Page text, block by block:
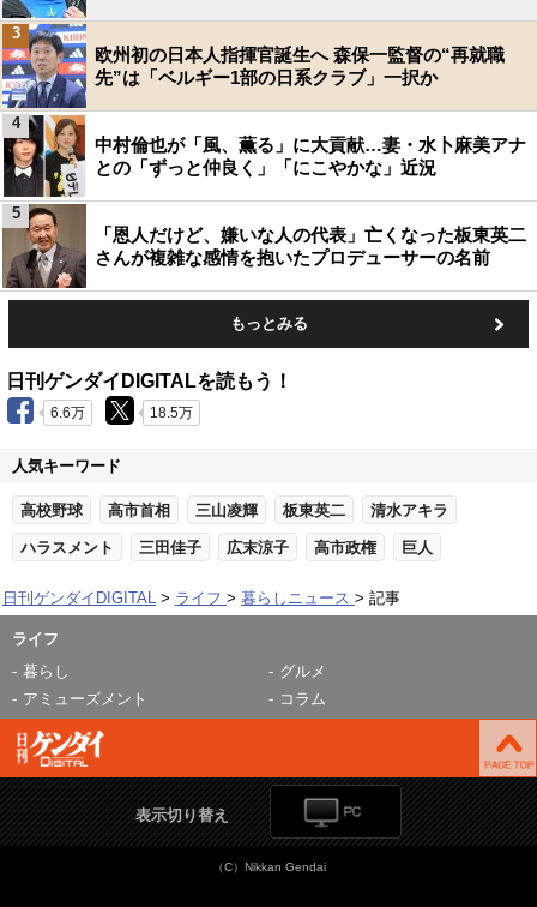
欧州初の日本人指揮官誕生へ 森保一監督の“再就職
先”は「ベルギー1部の日系クラブ」一択か
3
中村倫也が「風、薫る」に大貢献…妻・水卜麻美アナ
との「ずっと仲良く」「にこやかな」近況
4
「恩人だけど、嫌いな人の代表」亡くなった板東英二
さんが複雑な感情を抱いたプロデューサーの名前
5
もっとみる
日刊ゲンダイDIGITALを読もう！
6.6万 18.5万
人気キーワード
高校野球 高市首相 三山凌輝 板東英二 清水アキラ
ハラスメント 三田佳子 広末涼子 高市政権 巨人
日刊ゲンダイDIGITAL ライフ 暮らしニュース 記事
ライフ
暮らし
グルメ
アミューズメント
コラム
表示切り替え
（C）Nikkan Gendai